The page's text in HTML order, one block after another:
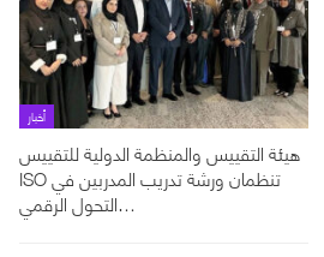
أخبار
هيئة التقييس والمنظمة الدولية للتقييس
ISO تنظمان ورشة تدريب المدربين في
التحول الرقمي…